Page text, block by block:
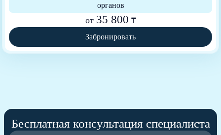
органов
от 35 800 ₸
Забронировать
Бесплатная консультация специалиста